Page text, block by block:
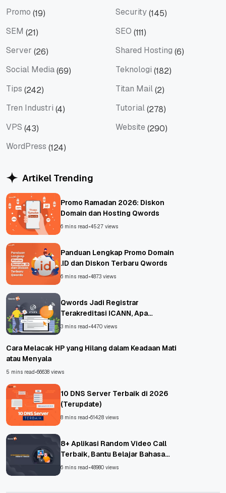
Promo (19) Security(145)
SEM (21) SEO (111)
Server (26) Shared Hosting (6)
Social Media(69) Teknologi (182)
Tips (242) Titan Mail(2)
Tren Industri (4) Tutorial(278)
VPS (43) Website (290)
WordPress (124)
Artikel Trending
Promo Ramadan 2026: Diskon
Domain dan Hosting Qwords
6 mins read•4527 views
Panduan Lengkap Promo Domain
.ID dan Diskon Terbaru Qwords
6 mins read•4873 views
Qwords Jadi Registrar
Terakreditasi ICANN, Apa
Untungnya?
3 mins read•4470 views
Cara Melacak HP yang Hilang dalam Keadaan Mati
atau Menyala
5 mins read•66638 views
10 DNS Server Terbaik di 2026
(Terupdate)
8 mins read•61428 views
8+ Aplikasi Random Video Call
Terbaik, Bantu Belajar Bahasa
Asing!
6 mins read•48980 views